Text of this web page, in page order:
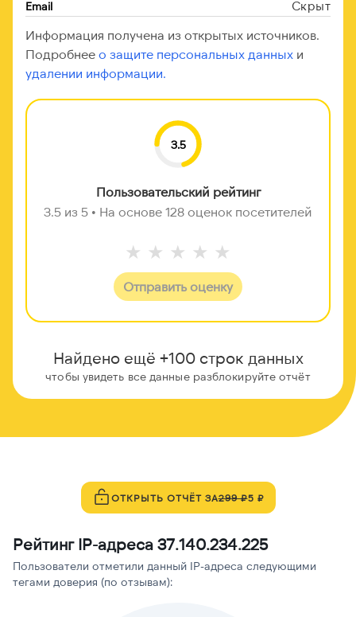
Email Скрыт
Информация получена из открытых источников.
Подробнее о защите персональных данных и
удалении информации.
3.5
Пользовательский рейтинг
3.5 из 5 • На основе 128 оценок посетителей
★ ★ ★ ★ ★
Отправить оценку
Найдено ещё +100 строк данных
чтобы увидеть все данные разблокируйте отчёт
ОТКРЫТЬ ОТЧЁТ ЗА299 ₽5 ₽
Рейтинг IP-адреса 37.140.234.225
Пользователи отметили данный IP-адреса следующими
тегами доверия (по отзывам):